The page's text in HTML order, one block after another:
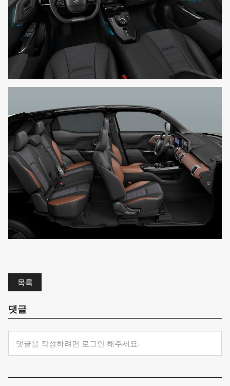
목록
댓글
댓글을 작성하려면 로그인 해주세요.